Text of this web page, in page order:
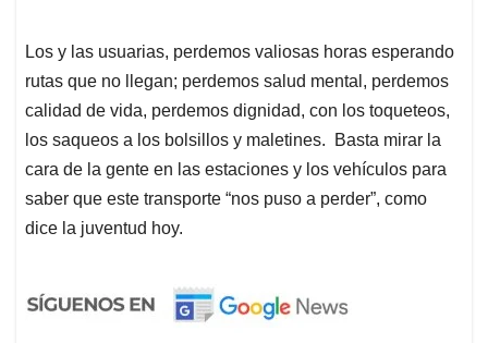
Los y las usuarias, perdemos valiosas horas esperando
rutas que no llegan; perdemos salud mental, perdemos
calidad de vida, perdemos dignidad, con los toqueteos,
los saqueos a los bolsillos y maletines. Basta mirar la
cara de la gente en las estaciones y los vehículos para
saber que este transporte “nos puso a perder”, como
dice la juventud hoy.